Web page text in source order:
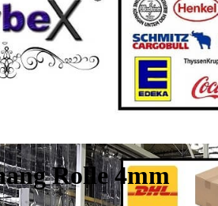
Rolle 4mm